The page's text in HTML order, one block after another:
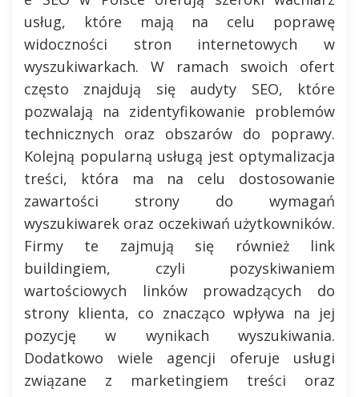
usług, które mają na celu poprawę
widoczności stron internetowych w
wyszukiwarkach. W ramach swoich ofert
często znajdują się audyty SEO, które
pozwalają na zidentyfikowanie problemów
technicznych oraz obszarów do poprawy.
Kolejną popularną usługą jest optymalizacja
treści, która ma na celu dostosowanie
zawartości strony do wymagań
wyszukiwarek oraz oczekiwań użytkowników.
Firmy te zajmują się również link
buildingiem, czyli pozyskiwaniem
wartościowych linków prowadzących do
strony klienta, co znacząco wpływa na jej
pozycję w wynikach wyszukiwania.
Dodatkowo wiele agencji oferuje usługi
związane z marketingiem treści oraz